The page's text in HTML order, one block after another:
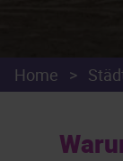
Home >